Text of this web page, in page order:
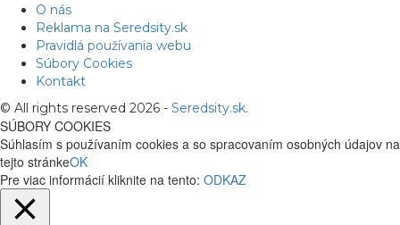
O nás
Reklama na Seredsity.sk
Pravidlá používania webu
Súbory Cookies
Kontakt
© All rights reserved 2026 - Seredsity.sk.
SÚBORY COOKIES
Súhlasím s používaním cookies a so spracovaním osobných údajov na
tejto stránkeOK
Pre viac informácií kliknite na tento: ODKAZ